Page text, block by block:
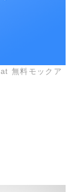
無料モックア